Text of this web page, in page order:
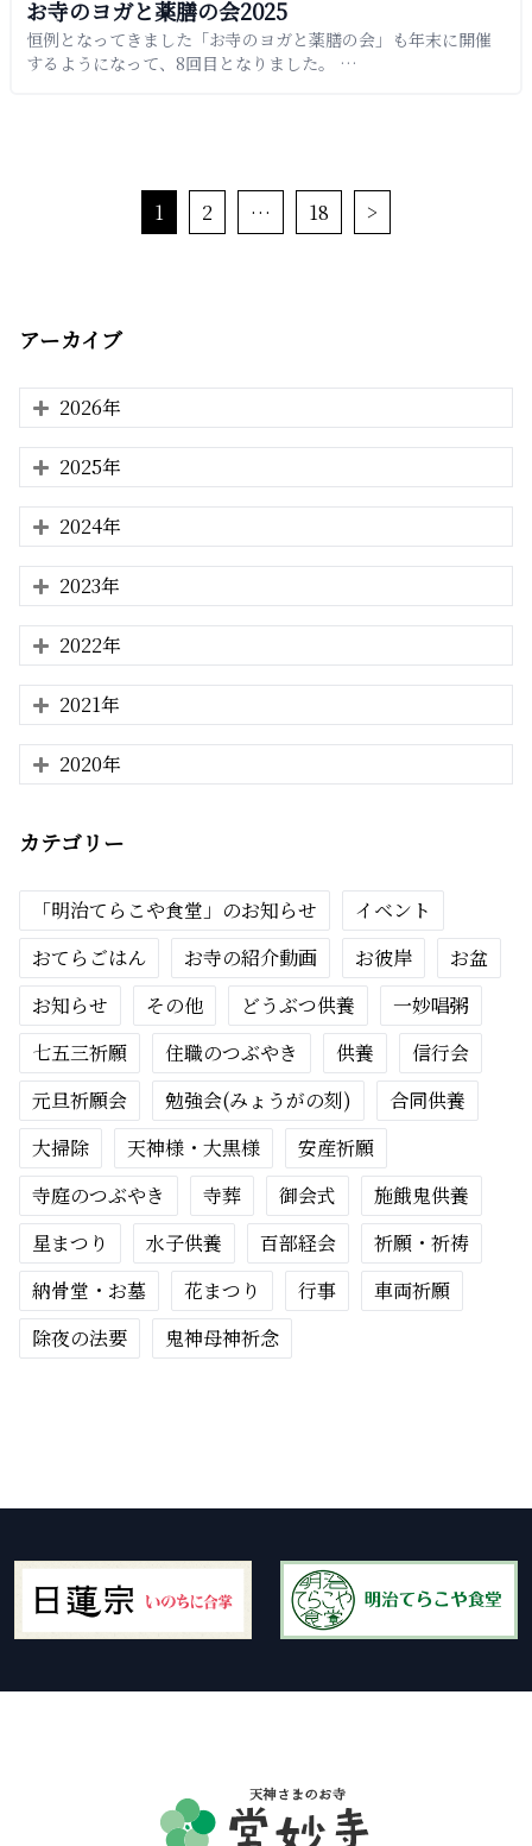
お寺のヨガと薬膳の会2025
恒例となってきました「お寺のヨガと薬膳の会」も年末に開催
するようになって、8回目となりました。 …
1 2 … 18 >
アーカイブ
2026年
2025年
2024年
2023年
2022年
2021年
2020年
カテゴリー
「明治てらこや食堂」のお知らせ
イベント
おてらごはん
お寺の紹介動画 お彼岸
お盆
お知らせ
その他 どうぶつ供養
一妙唱粥
七五三祈願
住職のつぶやき 供養
信行会
元旦祈願会
勉強会(みょうがの刻)
合同供養
大掃除
天神様・大黒様
安産祈願
寺庭のつぶやき
寺葬 御会式
施餓鬼供養
星まつり
水子供養 百部経会
祈願・祈祷
納骨堂・お墓
花まつり 行事
車両祈願
除夜の法要
鬼神母神祈念